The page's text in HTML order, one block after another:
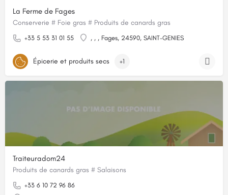
La Ferme de Fages
Conserverie # Foie gras # Produits de canards gras
+33 5 53 31 01 55 , , , Fages, 24590, SAINT-GENIES
Épicerie et produits secs +1
Traiteuradom24
Produits de canards gras # Salaisons
+33 6 10 72 96 86